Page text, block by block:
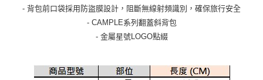
- 背包前口袋採用防盜膜設計，阻斷無線射頻識別，確保旅行安全
- CAMPLE系列翻蓋斜背包
- 金屬星號LOGO點綴